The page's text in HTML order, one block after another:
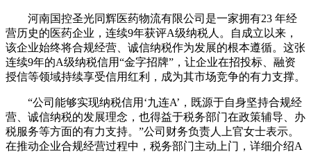
河南国控圣光同辉医药物流有限公司是一家拥有23 年经
营历史的医药企业，连续9年获评A级纳税人。自成立以来，
该企业始终将合规经营、诚信纳税作为发展的根本遵循。这张
连续9年的A级纳税信用“金字招牌”，让企业在招投标、融资
授信等领域持续享受信用红利，成为其市场竞争的有力支撑。
“公司能够实现纳税信用‘九连A’，既源于自身坚持合规经
营、诚信纳税的发展理念，也得益于税务部门在政策辅导、办
税服务等方面的有力支持。”公司财务负责人上官女士表示。
在推动企业合规经营过程中，税务部门主动上门，详细介绍A